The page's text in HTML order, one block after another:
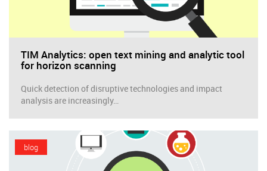
TIM Analytics: open text mining and analytic tool
for horizon scanning
Quick detection of disruptive technologies and impact
analysis are increasingly…
blog